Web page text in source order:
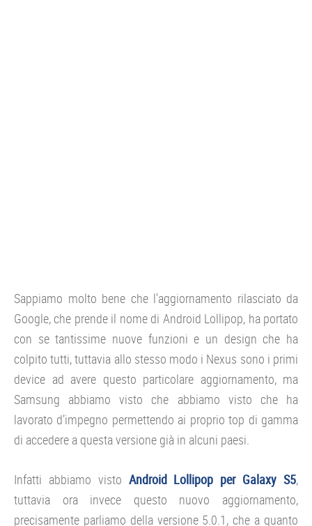
Sappiamo molto bene che l’aggiornamento rilasciato da
Google, che prende il nome di Android Lollipop, ha portato
con se tantissime nuove funzioni e un design che ha
colpito tutti, tuttavia allo stesso modo i Nexus sono i primi
device ad avere questo particolare aggiornamento, ma
Samsung abbiamo visto che abbiamo visto che ha
lavorato d’impegno permettendo ai proprio top di gamma
di accedere a questa versione già in alcuni paesi.
Infatti abbiamo visto Android Lollipop per Galaxy S5,
tuttavia ora invece questo nuovo aggiornamento,
precisamente parliamo della versione 5.0.1, che a quanto